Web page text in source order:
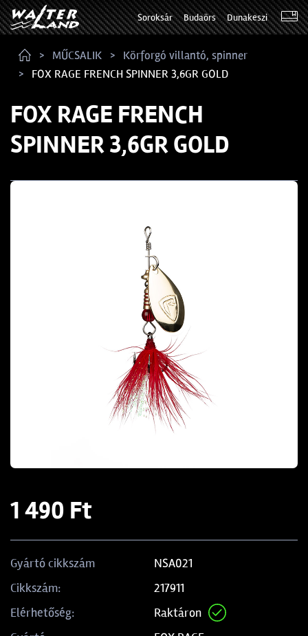
Soroksár Budaörs Dunakeszi
MŰCSALIK
Körforgó villantó, spinner
FOX RAGE FRENCH SPINNER 3,6GR GOLD
FOX RAGE FRENCH
SPINNER 3,6GR GOLD
1 490 Ft
Gyártó cikkszám
NSA021
Cikkszám:
217911
Elérhetőség:
Raktáron